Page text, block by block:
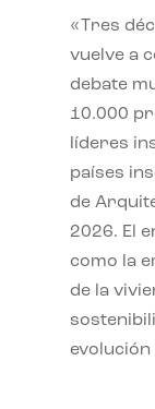
«Tres
vuelve a
debate
10.000
líderes
países
de
2026. El
como la
de la
evolución